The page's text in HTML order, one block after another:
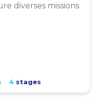
diverses missions
4stages